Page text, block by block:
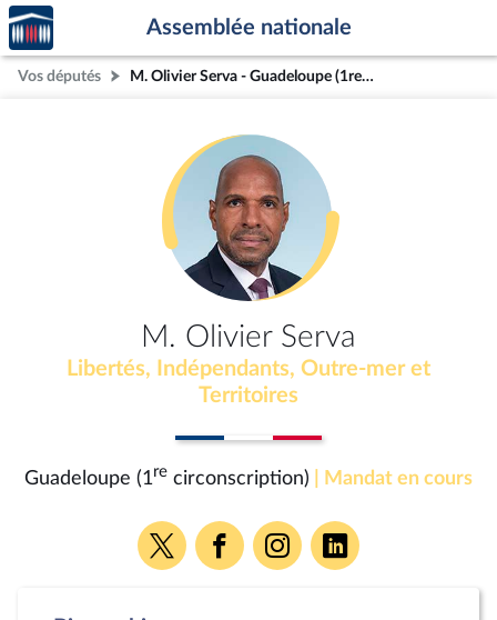
Aller au contenu
Aller en bas de la page
Accèder
à la
page
d'accueil
Assemblée nationale
Vos députés M. Olivier Serva - Guadeloupe (1re circonscription)
M. Olivier Serva
Libertés, Indépendants, Outre-mer et
Territoires
Guadeloupe (1re circonscription) | Mandat en cours
Voir
la
Voir
la
Voir
la
Voir
la